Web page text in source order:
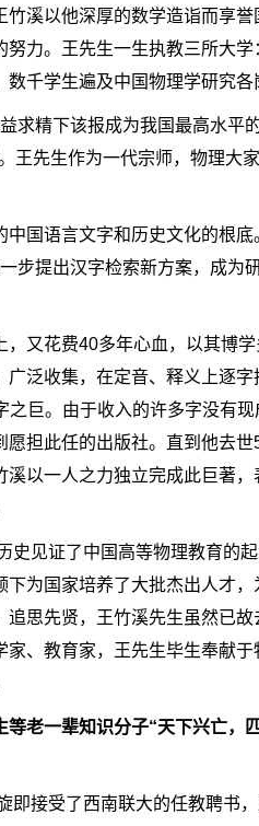
溪以他深厚的数学造诣而享
力。王先生一生执教三所大
千学生遍及中国物理学研究各
求精下该报成为我国最高水平
王先生作为一代宗师，物理大
国语言文字和历史文化的根
步提出汉字检索新方案，成为
又花费40多年心血，以其博
泛收集，在定音、释义上逐
巨。由于收入的许多字没有
担此任的出版社。直到他去世
以一人之力独立完成此巨著
见证了中国高等物理教育的
为国家培养了大批杰出人才
思先贤，王竹溪先生虽然已
、教育家，王先生毕生奉献
老一辈知识分子“天下兴亡，
即接受了西南联大的任教聘书